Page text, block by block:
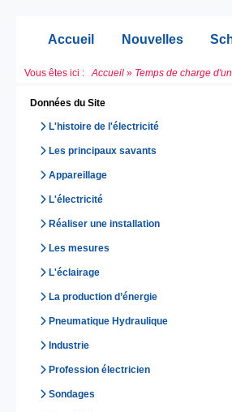
Accueil Nouvelles
Vous êtes ici : Accueil » Temps de charge
Données du Site
L'histoire de l'électricité
Les principaux savants
Appareillage
L'électricité
Réaliser une installation
Les mesures
L'éclairage
La production d’énergie
Pneumatique Hydraulique
Industrie
Profession électricien
Sondages